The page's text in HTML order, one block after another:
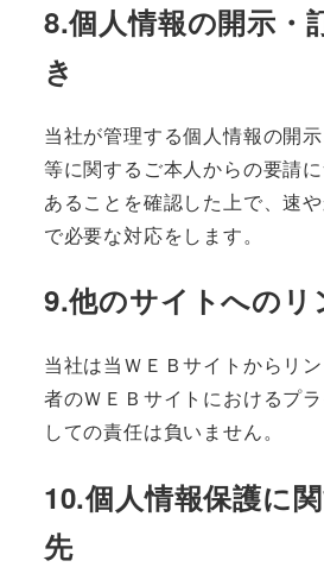
8.個人情報の開示・
き
当社が管理する個人情報の開
等に関するご本人からの要請
あることを確認した上で、速
で必要な対応をします。
9.他のサイトへのリ
当社は当ＷＥＢサイトからリ
者のＷＥＢサイトにおけるプ
しての責任は負いません。
10.個人情報保護に
先